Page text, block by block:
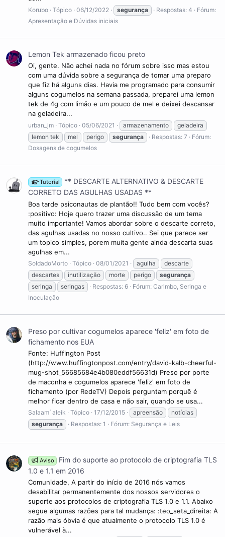
Korubo Tópico 06/12/2022 segurança Respostas: 4
Fórum:
Apresentação e Dúvidas iniciais
Lemon Tek armazenado ficou preto
Oi, gente. Não achei nada no fórum sobre isso mas estou
com uma dúvida sobre a segurança de tomar uma preparo
que fiz há alguns dias. Havia me programado para consumir
alguns cogumelos na semana passada, preparei uma lemon
tek de 4g com limão e um pouco de mel e deixei descansar
na geladeira...
urban_jm Tópico 05/06/2021 armazenamento
geladeira
lemon tek
mel perigo segurança Respostas: 7
Fórum:
Dosagens de cogumelos
Tutorial
** DESCARTE ALTERNATIVO & DESCARTE
CORRETO DAS AGULHAS USADAS **
Boa tarde psiconautas de plantão!! Tudo bem com vocês?
:positivo: Hoje quero trazer uma discussão de um tema
muito importante! Vamos abordar sobre o descarte correto,
das agulhas usadas no nosso cultivo.. Sei que parece ser
um topico simples, porem muita gente ainda descarta suas
agulhas em...
SoldadoMorto Tópico 08/01/2021 agulha
descarte
descartes
inutilização morte perigo
segurança
seringa
seringas Respostas: 6 Fórum: Carimbo, Seringa e
Inoculação
Preso por cultivar cogumelos aparece 'feliz' em foto de
fichamento nos EUA
Fonte: Huffington Post
(http://www.huffingtonpost.com/entry/david-kalb-cheerful-
mug-shot_56685684e4b080eddf56631d) Preso por porte
de maconha e cogumelos aparece 'feliz' em foto de
fichamento (por RedeTV) Depois perguntam porquê é
melhor ficar dentro de casa e não sair, quando se usa...
Salaam`aleik Tópico 17/12/2015 apreensão
notícias
segurança
Respostas: 1 Fórum: Segurança e Leis
Aviso
Fim do suporte ao protocolo de criptografia TLS
1.0 e 1.1 em 2016
Comunidade, A partir do início de 2016 nós vamos
desabilitar permanentemente dos nossos servidores o
suporte aos protocolos de criptografia TLS 1.0 e 1.1. Abaixo
segue algumas razões para tal mudança: :teo_seta_direita: A
razão mais óbvia é que atualmente o protocolo TLS 1.0 é
vulnerável à...